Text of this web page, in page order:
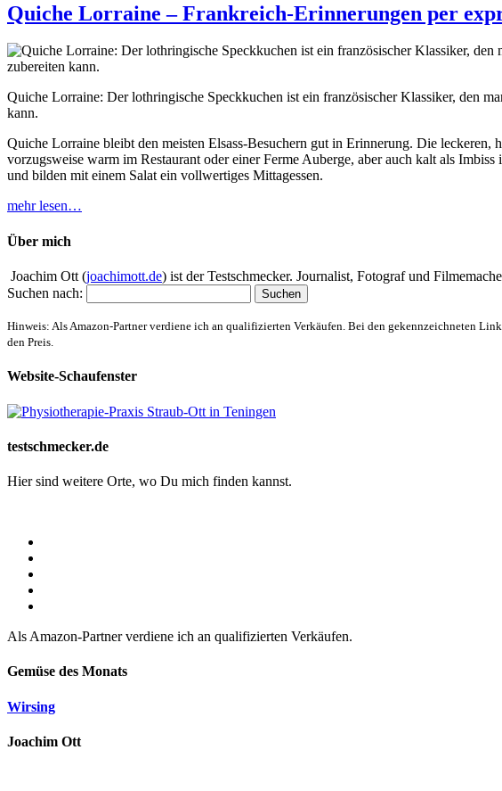
Quiche Lorraine – Frankreich-Erinnerungen per
Quiche Lorraine: Der lothringische Speckkuchen ist ein französischer Klassiker, den
kann.
Quiche Lorraine bleibt den meisten Elsass-Besuchern gut in Erinnerung. Die
vorzugsweise warm im Restaurant oder einer Ferme Auberge, aber auch kalt als
und bilden mit einem Salat ein vollwertiges Mittagessen.
mehr lesen…
Über mich
Joachim Ott (joachimott.de) ist der Testschmecker. Journalist, Fotograf und
Suchen nach:
Hinweis: Als Amazon-Partner verdiene ich an qualifizierten Verkäufen. Bei den gekennzeichneten
den Preis.
Website-Schaufenster
testschmecker.de
Hier sind weitere Orte, wo Du mich finden kannst.
Als Amazon-Partner verdiene ich an qualifizierten Verkäufen.
Gemüse des Monats
Wirsing
Joachim Ott